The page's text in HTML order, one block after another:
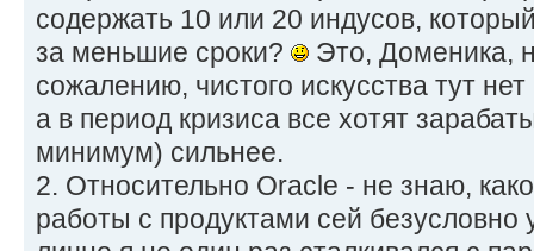
содержать 10 или 20 индусов,
за меньшие сроки?
Это, Доменика,
сожалению, чистого искусства тут
а в период кризиса все хотят
минимум) сильнее.
2. Относительно Oracle - не знаю,
работы с продуктами сей